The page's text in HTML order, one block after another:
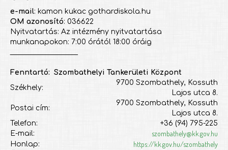
e-mail: kamon kukac gothardiskola.hu
OM azonosító: 036622
Nyitvatartás: Az intézmény nyitvatartása
munkanapokon: 7:00 órától 18:00 óráig
Fenntartó: Szombathelyi Tankerületi Központ
Székhely:
9700 Szombathely, Kossuth
Lajos utca 8.
Postai cím:
9700 Szombathely, Kossuth
Lajos utca 8.
Telefon:
+36 (94) 795-225
E-mail:
szombathely@kk.gov.hu
Honlap: https://kk.gov.hu/szombathely